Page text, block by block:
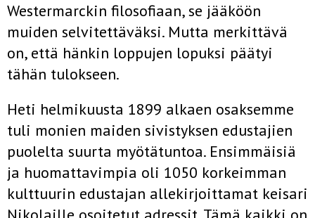
Westermarckin filosofiaan, se jääköön
muiden selvitettäväksi. Mutta merkittävä
on, että hänkin loppujen lopuksi päätyi
tähän tulokseen.
Heti helmikuusta 1899 alkaen osaksemme
tuli monien maiden sivistyksen edustajien
puolelta suurta myötätuntoa. Ensimmäisiä
ja huomattavimpia oli 1050 korkeimman
kulttuurin edustajan allekirjoittamat keisari